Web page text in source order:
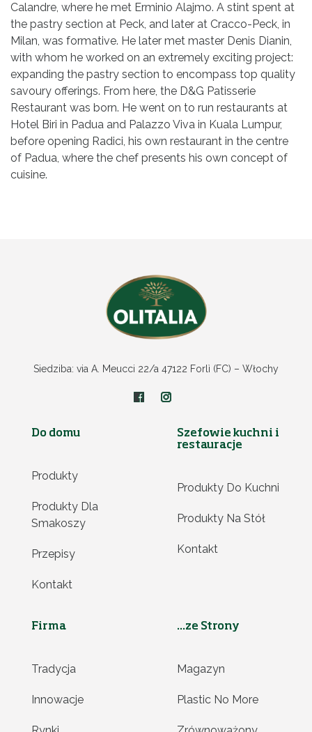
Calandre, where he met Erminio Alajmo. A stint spent at
the pastry section at Peck, and later at Cracco-Peck, in
Milan, was formative. He later met master Denis Dianin,
with whom he worked on an extremely exciting project:
expanding the pastry section to encompass top quality
savoury offerings. From here, the D&G Patisserie
Restaurant was born. He went on to run restaurants at
Hotel Biri in Padua and Palazzo Viva in Kuala Lumpur,
before opening Radici, his own restaurant in the centre
of Padua, where the chef presents his own concept of
cuisine.
Siedziba: via A. Meucci 22/a 47122 Forlì (FC) – Włochy
Do domu
Produkty
Produkty Dla
Smakoszy
Przepisy
Kontakt
Szefowie kuchni i
restauracje
Produkty Do Kuchni
Produkty Na Stół
Kontakt
Firma
Tradycja
Innowacje
...ze Strony
Magazyn
Plastic No More